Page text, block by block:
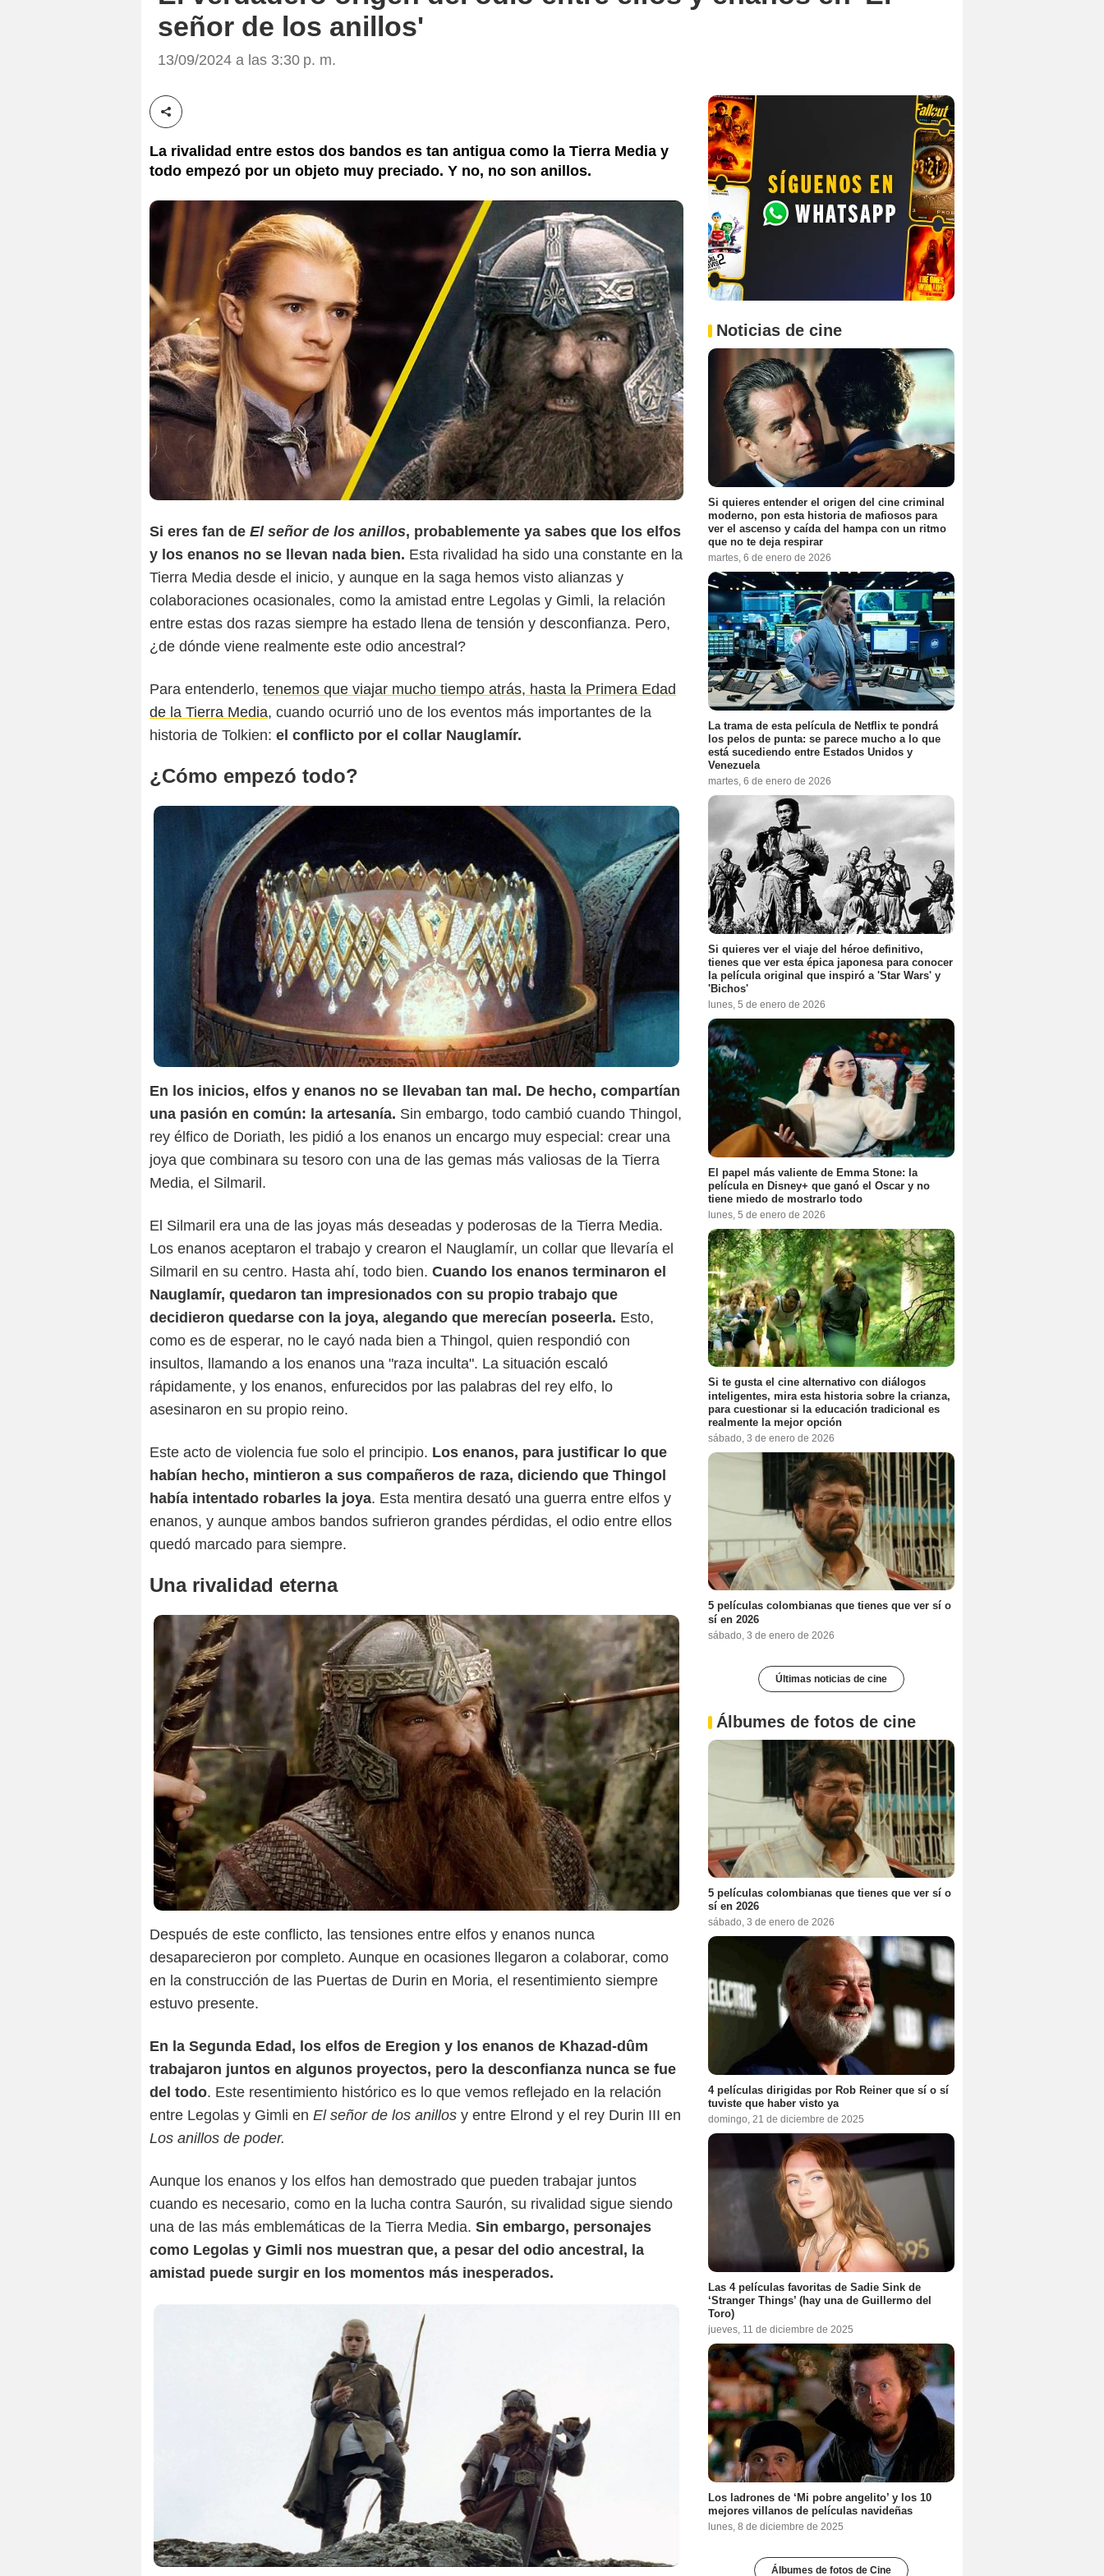
señor de los anillos'
13/09/2024 a las 3:30 p. m.
Compartir esta noticia
La rivalidad entre estos dos bandos es tan antigua como la Tierra Media y
todo empezó por un objeto muy preciado. Y no, no son anillos.
Si eres fan de El señor de los anillos, probablemente ya sabes que los elfos
y los enanos no se llevan nada bien. Esta rivalidad ha sido una constante en la
Tierra Media desde el inicio, y aunque en la saga hemos visto alianzas y
colaboraciones ocasionales, como la amistad entre Legolas y Gimli, la relación
entre estas dos razas siempre ha estado llena de tensión y desconfianza. Pero,
¿de dónde viene realmente este odio ancestral?
Para entenderlo, tenemos que viajar mucho tiempo atrás, hasta la Primera Edad
de la Tierra Media, cuando ocurrió uno de los eventos más importantes de la
historia de Tolkien: el conflicto por el collar Nauglamír.
¿Cómo empezó todo?
Game Rant
En los inicios, elfos y enanos no se llevaban tan mal. De hecho, compartían
una pasión en común: la artesanía. Sin embargo, todo cambió cuando Thingol,
rey élfico de Doriath, les pidió a los enanos un encargo muy especial: crear una
joya que combinara su tesoro con una de las gemas más valiosas de la Tierra
Media, el Silmaril.
El Silmaril era una de las joyas más deseadas y poderosas de la Tierra Media.
Los enanos aceptaron el trabajo y crearon el Nauglamír, un collar que llevaría el
Silmaril en su centro. Hasta ahí, todo bien. Cuando los enanos terminaron el
Nauglamír, quedaron tan impresionados con su propio trabajo que
decidieron quedarse con la joya, alegando que merecían poseerla. Esto,
como es de esperar, no le cayó nada bien a Thingol, quien respondió con
insultos, llamando a los enanos una "raza inculta". La situación escaló
rápidamente, y los enanos, enfurecidos por las palabras del rey elfo, lo
asesinaron en su propio reino.
Este acto de violencia fue solo el principio. Los enanos, para justificar lo que
habían hecho, mintieron a sus compañeros de raza, diciendo que Thingol
había intentado robarles la joya. Esta mentira desató una guerra entre elfos y
enanos, y aunque ambos bandos sufrieron grandes pérdidas, el odio entre ellos
quedó marcado para siempre.
Una rivalidad eterna
The FPS Review
Después de este conflicto, las tensiones entre elfos y enanos nunca
desaparecieron por completo. Aunque en ocasiones llegaron a colaborar, como
en la construcción de las Puertas de Durin en Moria, el resentimiento siempre
estuvo presente.
En la Segunda Edad, los elfos de Eregion y los enanos de Khazad-dûm
trabajaron juntos en algunos proyectos, pero la desconfianza nunca se fue
del todo. Este resentimiento histórico es lo que vemos reflejado en la relación
entre Legolas y Gimli en El señor de los anillos y entre Elrond y el rey Durin III en
Los anillos de poder.
Aunque los enanos y los elfos han demostrado que pueden trabajar juntos
cuando es necesario, como en la lucha contra Saurón, su rivalidad sigue siendo
una de las más emblemáticas de la Tierra Media. Sin embargo, personajes
como Legolas y Gimli nos muestran que, a pesar del odio ancestral, la
amistad puede surgir en los momentos más inesperados.
CBR
Noticias de cine
Si quieres entender el origen del cine criminal
moderno, pon esta historia de mafiosos para
ver el ascenso y caída del hampa con un ritmo
que no te deja respirar
martes, 6 de enero de 2026
La trama de esta película de Netflix te pondrá
los pelos de punta: se parece mucho a lo que
está sucediendo entre Estados Unidos y
Venezuela
martes, 6 de enero de 2026
Si quieres ver el viaje del héroe definitivo,
tienes que ver esta épica japonesa para conocer
la película original que inspiró a 'Star Wars' y
'Bichos'
lunes, 5 de enero de 2026
El papel más valiente de Emma Stone: la
película en Disney+ que ganó el Oscar y no
tiene miedo de mostrarlo todo
lunes, 5 de enero de 2026
Si te gusta el cine alternativo con diálogos
inteligentes, mira esta historia sobre la crianza,
para cuestionar si la educación tradicional es
realmente la mejor opción
sábado, 3 de enero de 2026
5 películas colombianas que tienes que ver sí o
sí en 2026
sábado, 3 de enero de 2026
Últimas noticias de cine
Álbumes de fotos de cine
5 películas colombianas que tienes que ver sí o
sí en 2026
sábado, 3 de enero de 2026
4 películas dirigidas por Rob Reiner que sí o sí
tuviste que haber visto ya
domingo, 21 de diciembre de 2025
Las 4 películas favoritas de Sadie Sink de
‘Stranger Things’ (hay una de Guillermo del
Toro)
jueves, 11 de diciembre de 2025
Los ladrones de ‘Mi pobre angelito’ y los 10
mejores villanos de películas navideñas
lunes, 8 de diciembre de 2025
Álbumes de fotos de Cine